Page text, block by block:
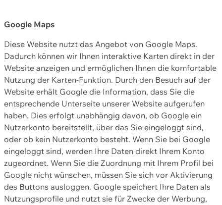
Google Maps
Diese Website nutzt das Angebot von Google Maps.
Dadurch können wir Ihnen interaktive Karten direkt in der
Website anzeigen und ermöglichen Ihnen die komfortable
Nutzung der Karten-Funktion. Durch den Besuch auf der
Website erhält Google die Information, dass Sie die
entsprechende Unterseite unserer Website aufgerufen
haben. Dies erfolgt unabhängig davon, ob Google ein
Nutzerkonto bereitstellt, über das Sie eingeloggt sind,
oder ob kein Nutzerkonto besteht. Wenn Sie bei Google
eingeloggt sind, werden Ihre Daten direkt Ihrem Konto
zugeordnet. Wenn Sie die Zuordnung mit Ihrem Profil bei
Google nicht wünschen, müssen Sie sich vor Aktivierung
des Buttons ausloggen. Google speichert Ihre Daten als
Nutzungsprofile und nutzt sie für Zwecke der Werbung,